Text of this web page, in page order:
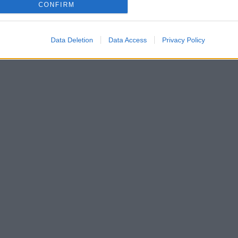
CONFIRM
Data Deletion Data Access Privacy Policy